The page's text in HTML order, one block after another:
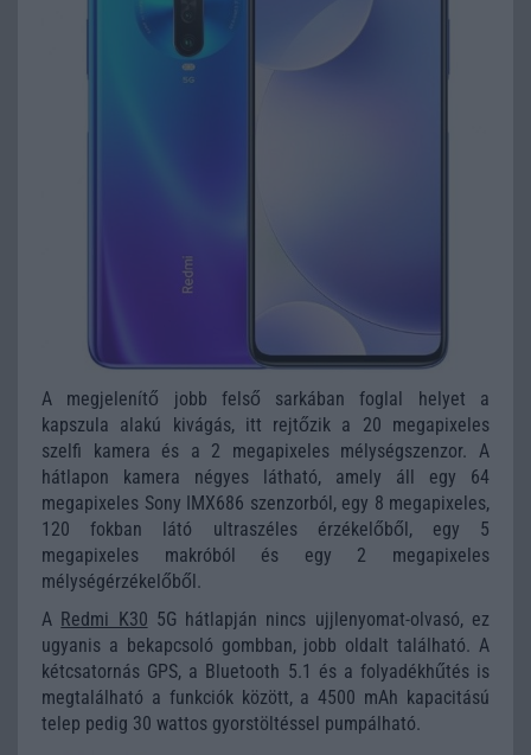
A megjelenítő jobb felső sarkában foglal helyet a
kapszula alakú kivágás, itt rejtőzik a 20 megapixeles
szelfi kamera és a 2 megapixeles mélységszenzor. A
hátlapon kamera négyes látható, amely áll egy 64
megapixeles Sony IMX686 szenzorból, egy 8 megapixeles,
120 fokban látó ultraszéles érzékelőből, egy 5
megapixeles makróból és egy 2 megapixeles
mélységérzékelőből.
A Redmi K30 5G hátlapján nincs ujjlenyomat-olvasó, ez
ugyanis a bekapcsoló gombban, jobb oldalt található. A
kétcsatornás GPS, a Bluetooth 5.1 és a folyadékhűtés is
megtalálható a funkciók között, a 4500 mAh kapacitású
telep pedig 30 wattos gyorstöltéssel pumpálható.